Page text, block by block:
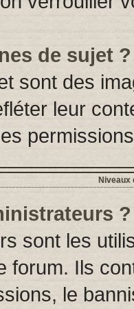
de sujet ?
sont des
leur
Niveaux
?
sont les
forum. Ils
le